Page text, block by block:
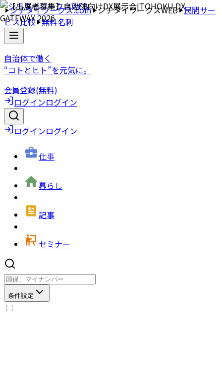
ジチタイワークス.com ジチタイワークスWEB 民間サー
ビス比較 無料名刺
自治体で働く
“コトとヒト”を元気に。
会員登録(無料)
ログインログイン
ログインログイン
仕事
暮らし
記事
セミナー
条件設定